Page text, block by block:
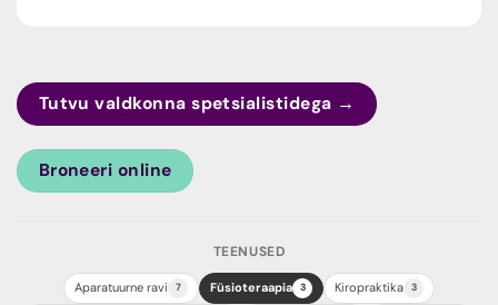
Tutvu valdkonna spetsialistidega →
Broneeri online
TEENUSED
Aparatuurne ravi 7 Füsioteraapia 3 Kiropraktika 3